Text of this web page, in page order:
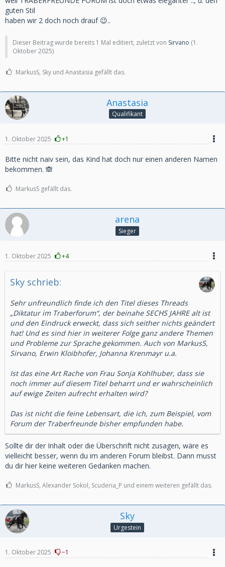
guten Stil
haben wir 2 doch noch drauf 😉..
Dieser Beitrag wurde bereits 1 Mal editiert, zuletzt von Sirvano (1.
Oktober 2025)
MarkusS, Sky und Anastasia gefällt das.
Anastasia
Qualifikant
1. Oktober 2025 +1
Bitte nicht naiv sein, das Kind hat doch nur einen anderen Namen
bekommen. 🙈
MarkusS gefällt das.
arena
Sieger
1. Oktober 2025 +4
Sky schrieb:
Sehr unfreundlich finde ich den Titel dieses Threads
„Diktatur im Traberforum“, der beinahe SECHS JAHRE alt ist
und den Eindruck erweckt, dass sich seither nichts geändert
hat! Und es sind hier in weiterer Folge ganz andere Themen
und Probleme zur Sprache gekommen. Auch von MarkusS,
Sirvano, Erwin Kloibhofer, Johanna Krenmayr u.a.
Ist das eine Art Rache von Frau Sonja Kohlhuber, dass sie
noch immer auf diesem Titel beharrt und er wahrscheinlich
auf ewige Zeiten aufrecht erhalten wird?
Das ist nicht die feine Lebensart, die ich, zum Beispiel, vom
Forum der Traberfreunde bisher empfunden habe.
Sollte dir der Inhalt oder die Überschrift nicht zusagen, wäre es
vielleicht besser, wenn du im anderen Forum bleibst. Dann musst
du dir hier keine weiteren Gedanken machen.
MarkusS, Alexander Sokol, Scuderia_P und einem weiteren gefällt das.
Sky
Urgestein
1. Oktober 2025 −1